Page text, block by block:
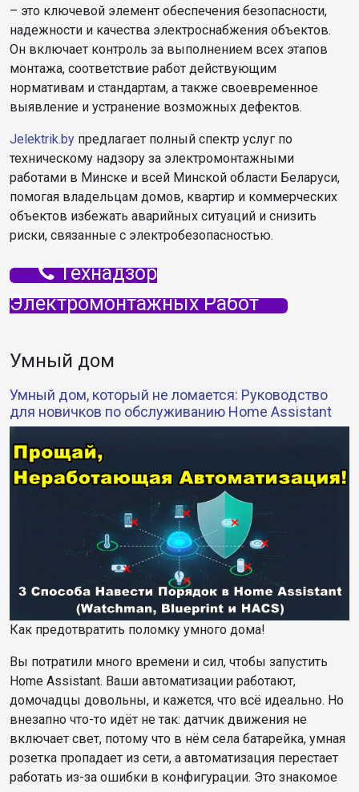
– это ключевой элемент обеспечения безопасности,
надежности и качества электроснабжения объектов.
Он включает контроль за выполнением всех этапов
монтажа, соответствие работ действующим
нормативам и стандартам, а также своевременное
выявление и устранение возможных дефектов.
Jelektrik.by предлагает полный спектр услуг по
техническому надзору за электромонтажными
работами в Минске и всей Минской области Беларуси,
помогая владельцам домов, квартир и коммерческих
объектов избежать аварийных ситуаций и снизить
риски, связанные с электробезопасностью.
Технадзор
Электромонтажных Работ
Умный дом
Умный дом, который не ломается: Руководство
для новичков по обслуживанию Home Assistant
Как предотвратить поломку умного дома!
Вы потратили много времени и сил, чтобы запустить
Home Assistant. Ваши автоматизации работают,
домочадцы довольны, и кажется, что всё идеально. Но
внезапно что-то идёт не так: датчик движения не
включает свет, потому что в нём села батарейка, умная
розетка пропадает из сети, а автоматизация перестает
работать из-за ошибки в конфигурации. Это знакомое